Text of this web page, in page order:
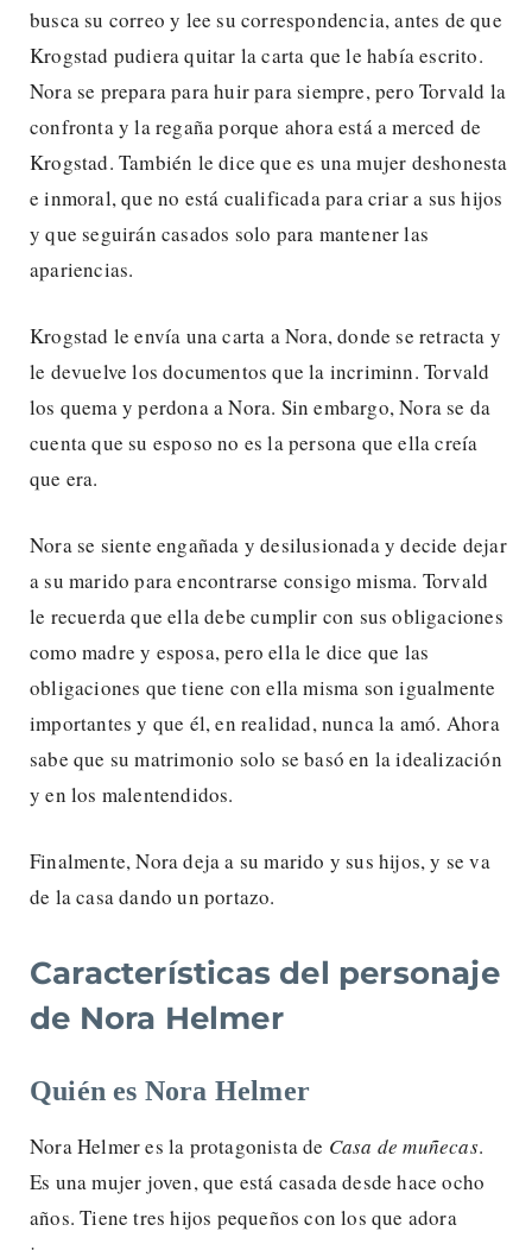
busca su correo y lee su correspondencia, antes de que
Krogstad pudiera quitar la carta que le había escrito.
Nora se prepara para huir para siempre, pero Torvald la
confronta y la regaña porque ahora está a merced de
Krogstad. También le dice que es una mujer deshonesta
e inmoral, que no está cualificada para criar a sus hijos
y que seguirán casados solo para mantener las
apariencias.
Krogstad le envía una carta a Nora, donde se retracta y
le devuelve los documentos que la incriminn. Torvald
los quema y perdona a Nora. Sin embargo, Nora se da
cuenta que su esposo no es la persona que ella creía
que era.
Nora se siente engañada y desilusionada y decide dejar
a su marido para encontrarse consigo misma. Torvald
le recuerda que ella debe cumplir con sus obligaciones
como madre y esposa, pero ella le dice que las
obligaciones que tiene con ella misma son igualmente
importantes y que él, en realidad, nunca la amó. Ahora
sabe que su matrimonio solo se basó en la idealización
y en los malentendidos.
Finalmente, Nora deja a su marido y sus hijos, y se va
de la casa dando un portazo.
Características del personaje
de Nora Helmer
Quién es Nora Helmer
Nora Helmer es la protagonista de Casa de muñecas.
Es una mujer joven, que está casada desde hace ocho
años. Tiene tres hijos pequeños con los que adora